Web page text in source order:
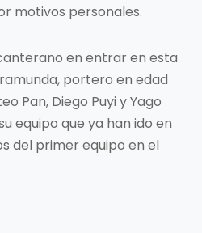
motivos personales.
en entrar en esta
portero en edad
Pan, Diego Puyi y Yago
equipo que ya han ido en
del primer equipo en el